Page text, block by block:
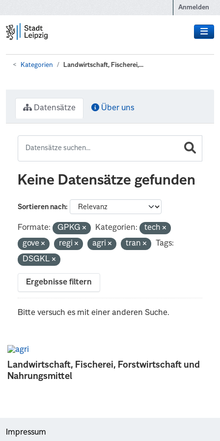
Anmelden
Kategorien Landwirtschaft, Fischerei,...
Landwirtschaft, Fischerei, Forstwirtschaft und
Nahrungsmittel
Datensätze Über uns
Keine Datensätze gefunden
Sortieren nach
Formate: GPKG Kategorien:
tech
gove
regi agri tran
Tags:
DSGKL
Ergebnisse filtern
Bitte versuch es mit einer anderen Suche.
Impressum